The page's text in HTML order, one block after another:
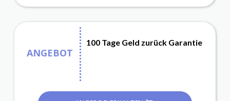
ANGEBOT
100 Tage Geld zurück Garantie